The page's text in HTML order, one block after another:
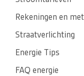
Rekeningen en
Straatverlichting
Energie Tips
FAQ energie